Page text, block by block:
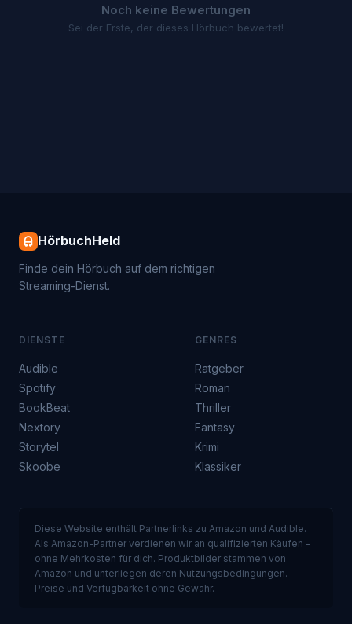
Noch keine Bewertungen
Sei der Erste, der dieses Hörbuch bewertet!
HörbuchHeld
Finde dein Hörbuch auf dem richtigen
Streaming-Dienst.
DIENSTE
Audible
Spotify
BookBeat
Nextory
Storytel
Skoobe
GENRES
Ratgeber
Roman
Thriller
Fantasy
Krimi
Klassiker
Diese Website enthält Partnerlinks zu Amazon und Audible.
Als Amazon-Partner verdienen wir an qualifizierten Käufen –
ohne Mehrkosten für dich. Produktbilder stammen von
Amazon und unterliegen deren Nutzungsbedingungen.
Preise und Verfügbarkeit ohne Gewähr.